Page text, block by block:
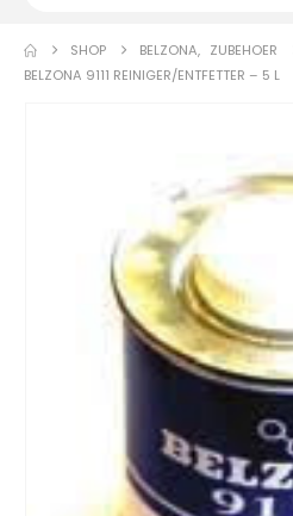
SHOP BELZONA, ZUBEHOER
BELZONA 9111 REINIGER/ENTFETTER – 5 L